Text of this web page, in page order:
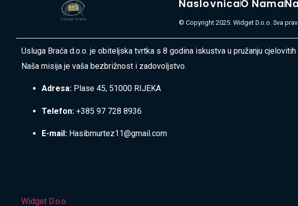
NaslovnicaO Nama
© Copyright 2025. Widget D.o.o. Sva
Usluga Braća d.o.o. je obiteljska tvrtka s 8 godina iskustva u pružanju
Naša misija je vaša bezbrižnost i zadovoljstvo.
Adresa: Plase 45, 51000 RIJEKA
Telefon: +385 97 728 8936
E-mail: Hasibmurtez11@gmail.com
Widget D.o.o.